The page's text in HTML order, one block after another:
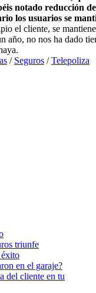
notado reducción
los usuarios se
el cliente, se
año, no nos ha dado
/ Seguros /Telepoliza
triunfe
en el garaje?
del cliente en tu